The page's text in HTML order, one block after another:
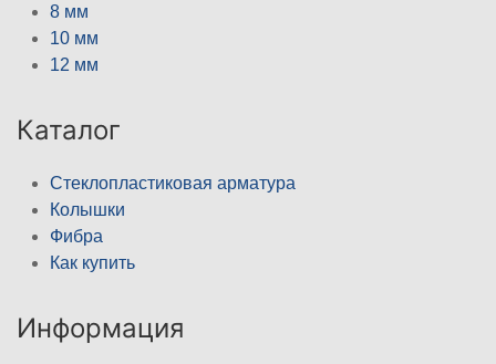
8 мм
10 мм
12 мм
Каталог
Стеклопластиковая арматура
Колышки
Фибра
Как купить
Информация